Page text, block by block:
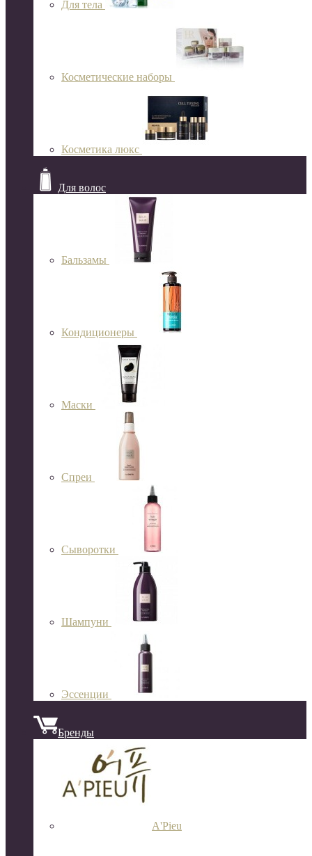
Для тела
Косметические наборы
Косметика люкс
Для волос
Бальзамы
Кондиционеры
Маски
Спреи
Сыворотки
Шампуни
Эссенции
Бренды
A'Pieu